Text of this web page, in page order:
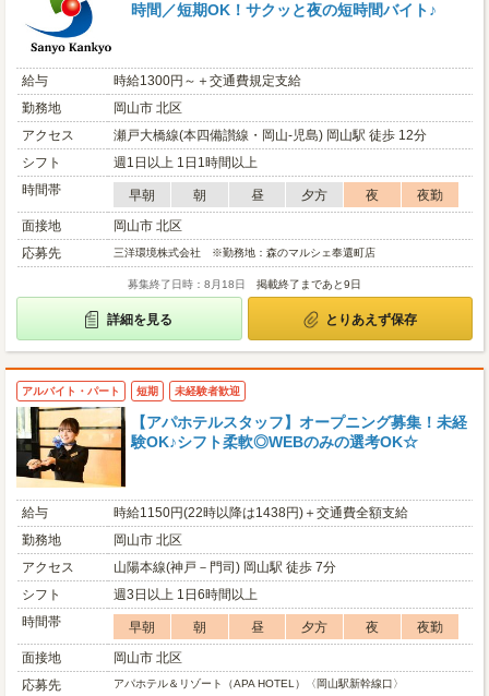
時間／短期OK！サクッと夜の短時間バイト♪
給与
時給1300円～＋交通費規定支給
勤務地
岡山市 北区
アクセス
瀬戸大橋線(本四備讃線・岡山-児島) 岡山駅 徒歩 12分
シフト
週1日以上 1日1時間以上
時間帯
早朝 朝 昼 夕方 夜
夜勤
面接地
岡山市 北区
応募先
三洋環境株式会社 ※勤務地：森のマルシェ奉還町店
募集終了日時：8月18日 掲載終了まであと9日
詳細を見る とりあえず保存
アルバイト・パート 短期 未経験者歓迎
【アパホテルスタッフ】オープニング募集！未経
験OK♪シフト柔軟◎WEBのみの選考OK☆
給与
時給1150円(22時以降は1438円)＋交通費全額支給
勤務地
岡山市 北区
アクセス
山陽本線(神戸－門司) 岡山駅 徒歩 7分
シフト
週3日以上 1日6時間以上
時間帯
早朝 朝 昼 夕方 夜
夜勤
面接地
岡山市 北区
応募先
アパホテル＆リゾート（APA HOTEL）〈岡山駅新幹線口〉